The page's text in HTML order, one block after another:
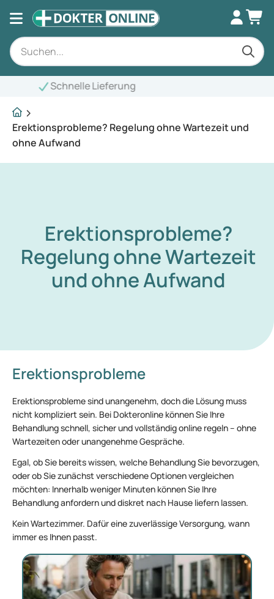
Erektionsprobleme? Regelung ohne Wartezeit und
ohne Aufwand
Erektionsprobleme?
Regelung ohne Wartezeit
und ohne Aufwand
Erektionsprobleme
Erektionsprobleme sind unangenehm, doch die Lösung muss
nicht kompliziert sein. Bei Dokteronline können Sie Ihre
Behandlung schnell, sicher und vollständig online regeln – ohne
Wartezeiten oder unangenehme Gespräche.
Egal, ob Sie bereits wissen, welche Behandlung Sie bevorzugen,
oder ob Sie zunächst verschiedene Optionen vergleichen
möchten: Innerhalb weniger Minuten können Sie Ihre
Behandlung anfordern und diskret nach Hause liefern lassen.
Kein Wartezimmer. Dafür eine zuverlässige Versorgung, wann
immer es Ihnen passt.